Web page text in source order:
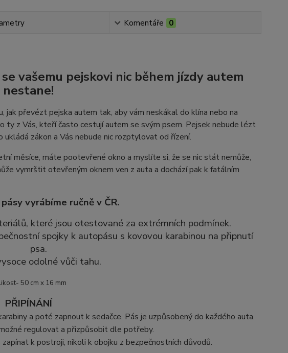
Komentáře 0
vašemu pejskovi nic během jízdy autem
nestane!
převézt pejska autem tak, aby vám neskákal do klína nebo na
ty z Vás, kteří často cestují autem se svým psem. Pejsek nebude lézt
zákon a Vás nebude nic rozptylovat od řízení.
měsíce, máte pootevřené okno a myslíte si, že se nic stát nemůže,
vymrštit otevřeným oknem ven z auta a dochází pak k fatálním
vyrábíme ručně v ČR.
které jsou otestované za extrémních podmínek.
spojky k autopásu s kovovou karabinou na připnutí
psa.
odolné vůči tahu.
50 cm x 16 mm
PŘIPÍNÁNÍ
a poté zapnout k sedačce. Pás je uzpůsobený do každého auta.
regulovat a přizpůsobit dle potřeby.
k postroji, nikoli k obojku z bezpečnostních důvodů.